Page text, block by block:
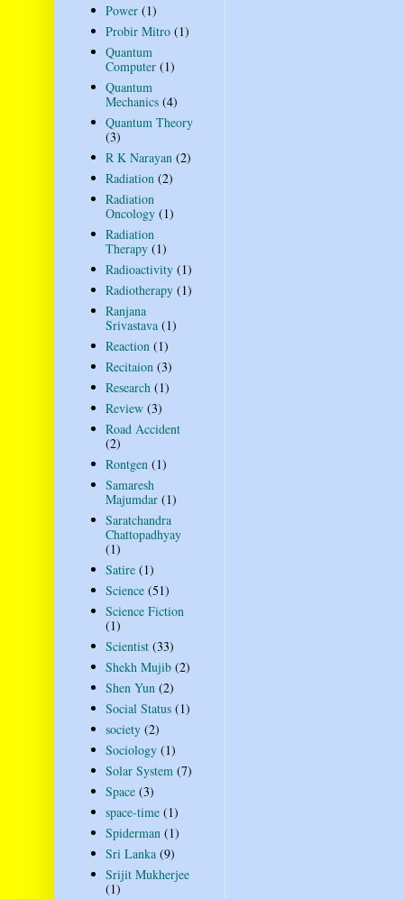
Power (1)
Probir Mitro (1)
Quantum
Computer (1)
Quantum
Mechanics (4)
Quantum Theory
(3)
R K Narayan (2)
Radiation (2)
Radiation
Oncology (1)
Radiation
Therapy (1)
Radioactivity (1)
Radiotherapy (1)
Ranjana
Srivastava (1)
Reaction (1)
Recitaion (3)
Research (1)
Review (3)
Road Accident
(2)
Rontgen (1)
Samaresh
Majumdar (1)
Saratchandra
Chattopadhyay
(1)
Satire (1)
Science (51)
Science Fiction
(1)
Scientist (33)
Shekh Mujib (2)
Shen Yun (2)
Social Status (1)
society (2)
Sociology (1)
Solar System (7)
Space (3)
space-time (1)
Spiderman (1)
Sri Lanka (9)
Srijit Mukherjee
(1)